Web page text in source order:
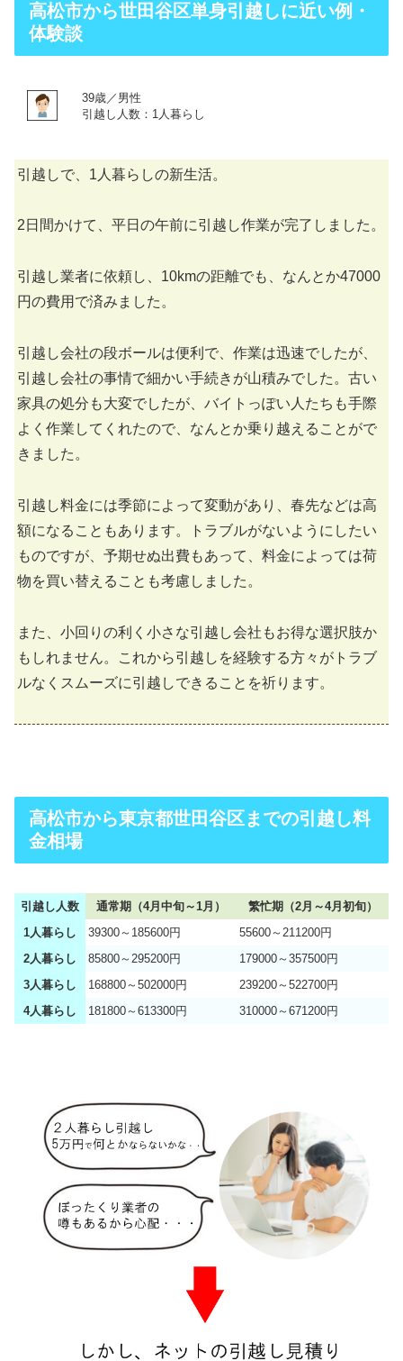
高松市から世田谷区単身引越しに近い例・
体験談
39歳／男性
引越し人数：1人暮らし
引越しで、1人暮らしの新生活。
2日間かけて、平日の午前に引越し作業が完了しました。
引越し業者に依頼し、10kmの距離でも、なんとか47000
円の費用で済みました。
引越し会社の段ボールは便利で、作業は迅速でしたが、
引越し会社の事情で細かい手続きが山積みでした。古い
家具の処分も大変でしたが、バイトっぽい人たちも手際
よく作業してくれたので、なんとか乗り越えることがで
きました。
引越し料金には季節によって変動があり、春先などは高
額になることもあります。トラブルがないようにしたい
ものですが、予期せぬ出費もあって、料金によっては荷
物を買い替えることも考慮しました。
また、小回りの利く小さな引越し会社もお得な選択肢か
もしれません。これから引越しを経験する方々がトラブ
ルなくスムーズに引越しできることを祈ります。
高松市から東京都世田谷区までの引越し料
金相場
引越し人数 通常期（4月中旬～1月）
繁忙期（2月～4月初旬）
1人暮らし
39300～185600円
55600～211200円
2人暮らし
85800～295200円
179000～357500円
3人暮らし
168800～502000円
239200～522700円
4人暮らし
181800～613300円 310000～671200円